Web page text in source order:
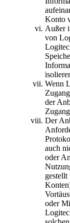
Konto
Außer
von
Wenn
der
Der
auch
oder
oder